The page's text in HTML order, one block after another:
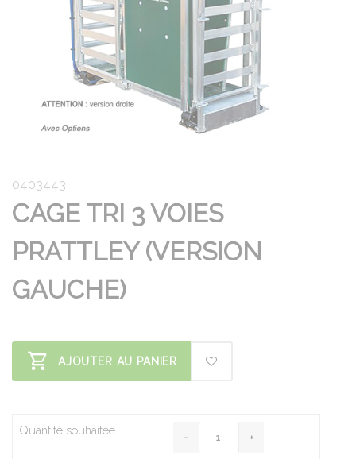
0403443
CAGE TRI 3 VOIES
PRATTLEY (VERSION
GAUCHE)
AJOUTER AU PANIER
Quantité souhaitée